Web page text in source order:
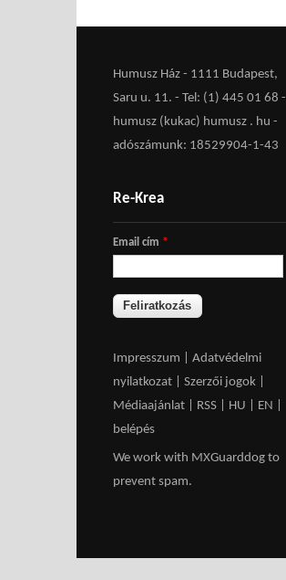
Humusz Ház - 1111 Budapest,
Saru u. 11. - Tel: (1) 445 01 68 -
humusz (kukac) humusz . hu -
adószámunk: 18529904-1-43
Re-Krea
Email cím *
Impresszum
Adatvédelmi
nyilatkozat
Szerzői jogok
Médiaajánlat
RSS HU EN
belépés
We work with MXGuarddog to
prevent spam.